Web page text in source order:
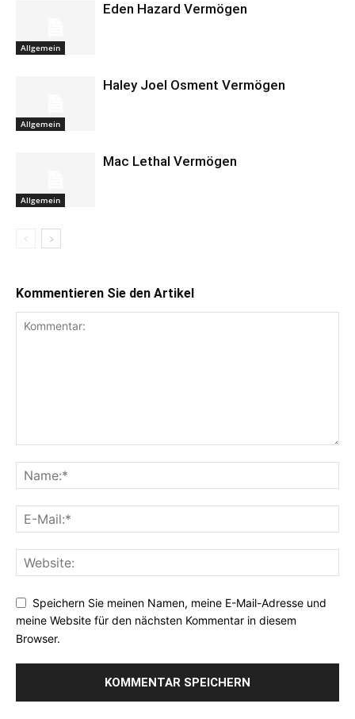
Allgemein
Eden Hazard Vermögen
Allgemein
Haley Joel Osment Vermögen
Allgemein
Mac Lethal Vermögen
Kommentieren Sie den Artikel
Speichern Sie meinen Namen, meine E-Mail-Adresse und
meine Website für den nächsten Kommentar in diesem
Browser.